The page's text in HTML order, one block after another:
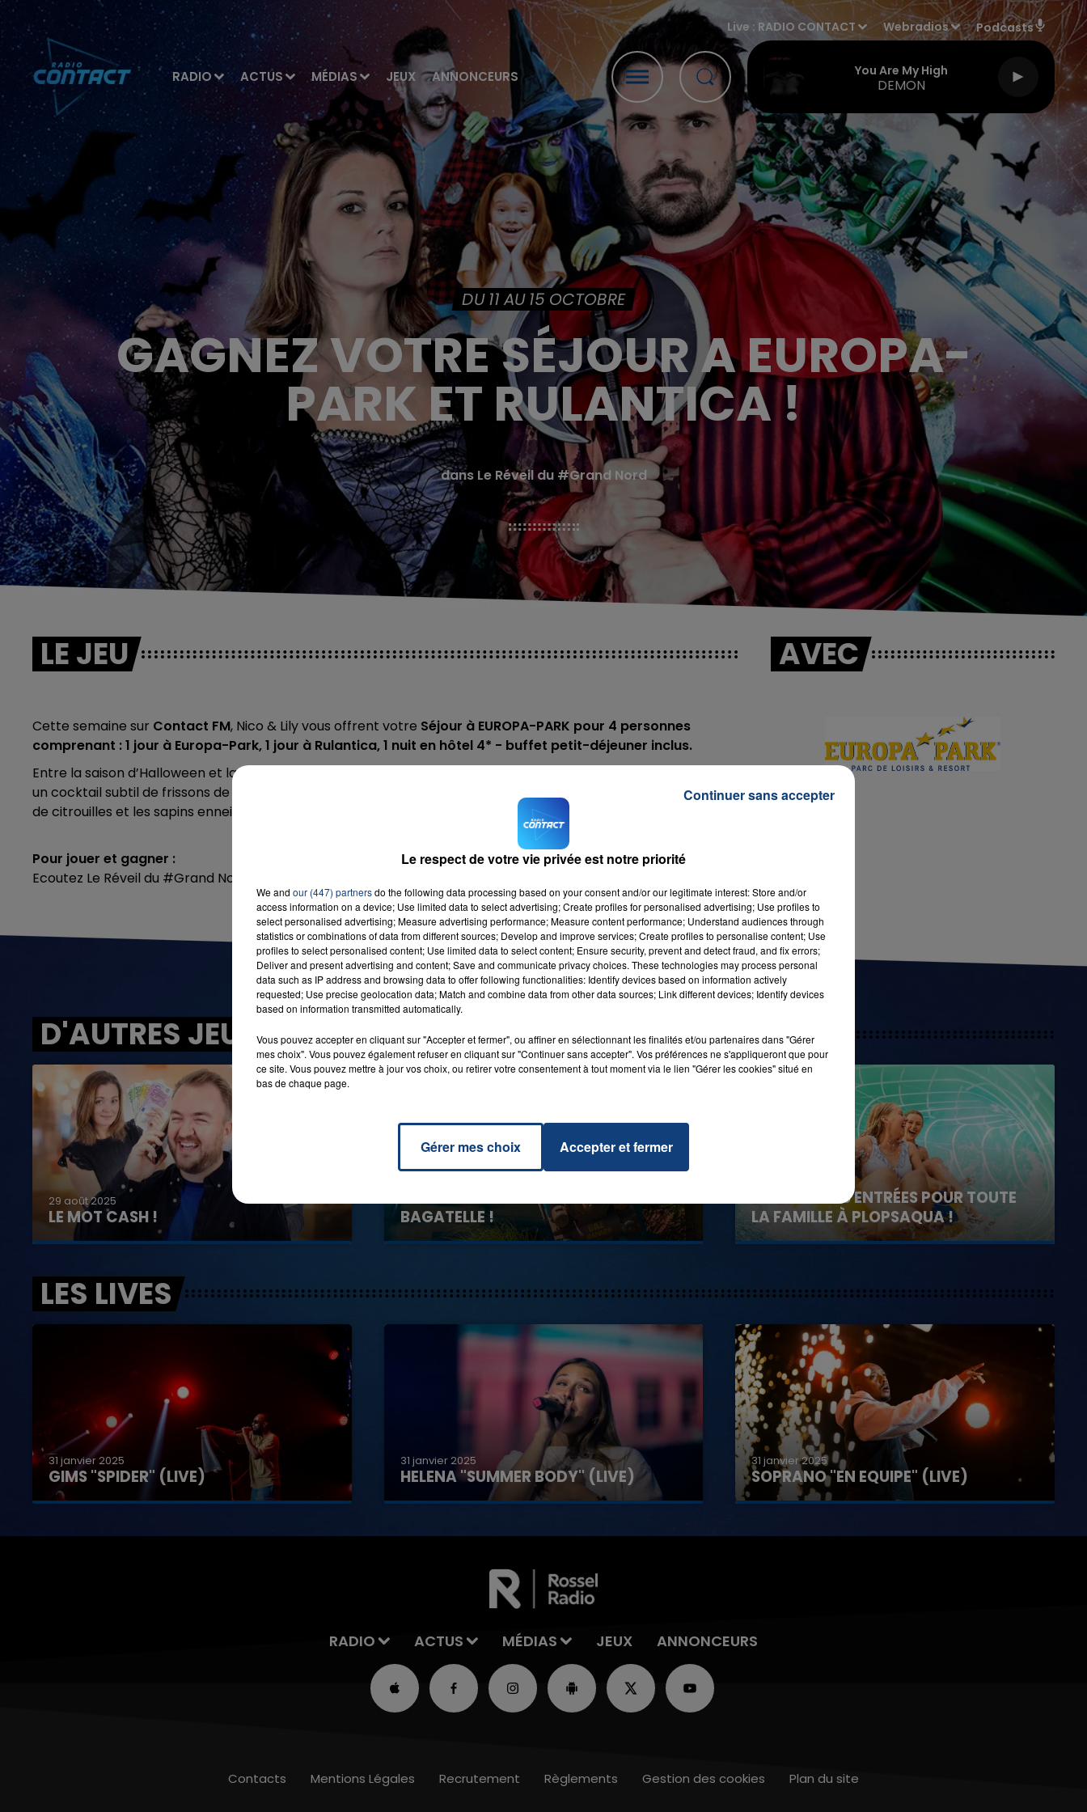
RADIO ACTUS MÉDIAS JEUX ANNONCEURS
Live : RADIO CONTACT Webradios Podcasts
You Are My High
DEMON
16h00 - 20h00
LA TEAM DU WEEK-END LA TEAM DU WEEK-END
16h00 - 20h00
LA TEAM DU WEEK-END
DU 11 AU 15 OCTOBRE
GAGNEZ VOTRE SÉJOUR A EUROPA-
PARK ET RULANTICA !
dans Le Réveil du #Grand Nord
LE JEU
Cette semaine sur Contact FM, Nico & Lily vous offrent votre Séjour à EUROPA-PARK pour 4 personnes
comprenant : 1 jour à Europa-Park, 1 jour à Rulantica, 1 nuit en hôtel 4* - buffet petit-déjeuner inclus.
Entre la saison d’Halloween et la saison hivernale, c’est la folie à Europa-Park ! La saison
un cocktail subtil de frissons de plaisir et de féerie hivernale. Ceux qui avaient l’embarras du choix entre l’océan
de citrouilles et les sapins enneigés devraient marquer le mois de novembre d’une pierre blanche.
Pour jouer et gagner :
Ecoutez Le Réveil du #Grand Nord et envoyez
AVEC
D'AUTRES JEUX
29 août 2025
LE MOT CASH !
BAGATELLE !
GAGNEZ VOS ENTRÉES POUR TOUTE
LA FAMILLE À PLOPSAQUA !
LES LIVES
31 janvier 2025
GIMS "SPIDER" (LIVE)
31 janvier 2025
HELENA "SUMMER BODY" (LIVE)
31 janvier 2025
SOPRANO "EN EQUIPE" (LIVE)
RADIO ACTUS MÉDIAS JEUX ANNONCEURS
Contacts Mentions Légales Recrutement Règlements Gestion des cookies Plan du site
Le respect de votre vie privée est notre priorité
We and our (447) partnersdo the following data processing based on your consent and/or our legitimate interest: Store and/or
access information on a device; Use limited data to select advertising; Create profiles for personalised advertising; Use profiles to
select personalised advertising; Measure advertising performance; Measure content performance; Understand audiences through
statistics or combinations of data from different sources; Develop and improve services; Create profiles to personalise content; Use
profiles to select personalised content; Use limited data to select content; Ensure security, prevent and detect fraud, and fix errors;
Deliver and present advertising and content; Save and communicate privacy choices. These technologies may process personal
data such as IP address and browsing data to offer following functionalities: Identify devices based on information actively
requested; Use precise geolocation data; Match and combine data from other data sources; Link different devices; Identify devices
based on information transmitted automatically.
Vous pouvez accepter en cliquant sur "Accepter et fermer", ou affiner en sélectionnant les finalités et/ou partenaires dans "Gérer
mes choix". Vous pouvez également refuser en cliquant sur "Continuer sans accepter". Vos préférences ne s'appliqueront que pour
ce site. Vous pouvez mettre à jour vos choix, ou retirer votre consentement à tout moment via le lien "Gérer les cookies" situé en
bas de chaque page.
Gérer mes choix Accepter et fermer
Continuer sans accepter